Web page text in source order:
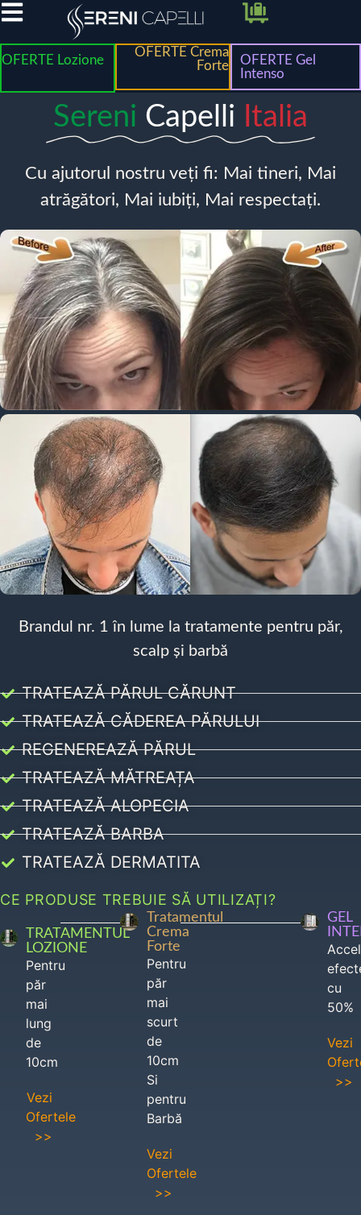
OFERTE Lozione
OFERTE Crema
Forte
OFERTE Gel
Intenso
Sereni Capelli Italia
Cu ajutorul nostru veți fi: Mai tineri, Mai
atrăgători, Mai iubiți, Mai respectați.
Brandul nr. 1 în lume la tratamente pentru păr,
scalp și barbă
TRATEAZĂ PĂRUL CĂRUNT
TRATEAZĂ CĂDEREA PĂRULUI
REGENEREAZĂ PĂRUL
TRATEAZĂ MĂTREAȚA
TRATEAZĂ ALOPECIA
TRATEAZĂ BARBA
TRATEAZĂ DERMATITA
CE PRODUSE TREBUIE SĂ UTILIZAȚI?
TRATAMENTUL
LOZIONE
Pentru
păr
mai
lung
de
10cm
Vezi
Ofertele
>>
Tratamentul
Crema
Forte
Pentru
păr
mai
scurt
de
10cm
Si
pentru
Barbă
Vezi
Ofertele
>>
GEL
cu
50%
Vezi
>>